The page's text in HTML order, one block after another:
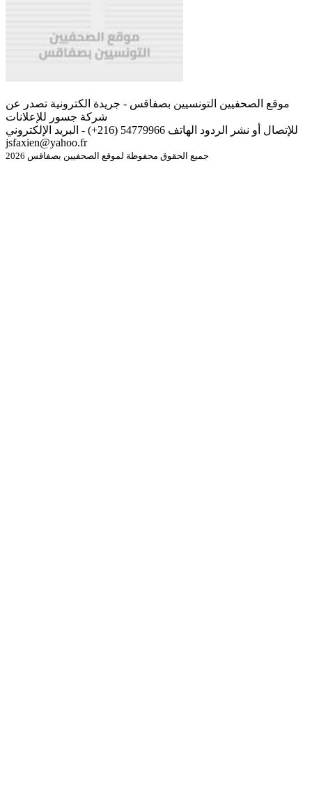
موقع الصحفيين التونسيين بصفاقس - جريدة الكترونية تصدر عن
شركة جسور للإعلانات
للإتصال أو نشر الردود الهاتف 54779966 (216+) - البريد الإلكتروني
jsfaxien@yahoo.fr
جميع الحقوق محفوظة لموقع الصحفيين بصفاقس 2026